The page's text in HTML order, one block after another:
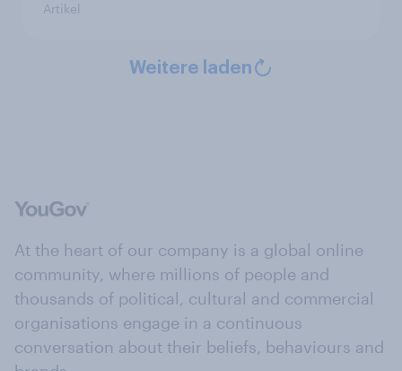
Artikel
Weitere laden
At the heart of our company is a global online
community, where millions of people and
thousands of political, cultural and commercial
organisations engage in a continuous
conversation about their beliefs, behaviours and